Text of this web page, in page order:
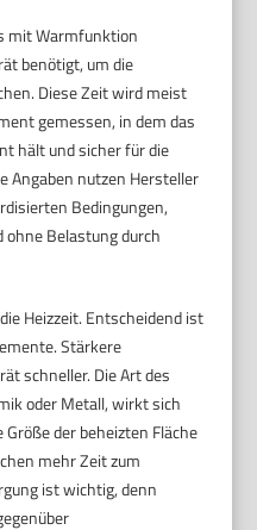
mit Warmfunktion
benötigt, um die
Diese Zeit wird meist
gemessen, in dem das
hält und sicher für die
Angaben nutzen Hersteller
Bedingungen,
Belastung durch
Heizzeit. Entscheidend ist
Stärkere
schneller. Die Art des
oder Metall, wirkt sich
der beheizten Fläche
mehr Zeit zum
ist wichtig, denn